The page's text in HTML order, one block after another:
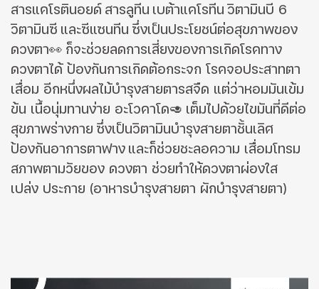
สารแคโรตินอยด์ สารลูทีน เบต้าแคโรทีน วิตามินบี 6
วิตามินซี และซีแซนทีน ซึ่งเป็นประโยชน์ต่อสุขภาพของ
ดวงตา👀 ก็จะช่วยลดการเสี่ยงของการเกิดโรคทาง
ดวงตาได้ ป้องกันการเกิดต้อกระจก โรคจอประสาทตา
เสื่อม อีกหนึ่งผลไม้บํารุงสายตารสจืด แต่ว่าหอมมันเข้ม
ข้น เนื้อนุ่มทานง่าย อะโวคาโด🥑 เต็มไปด้วยไขมันที่ดีต่อ
สุขภาพร่างกาย ซึ่งเป็นวิตามินบํารุงสายตาชั้นเลิศ
ป้องกันอาการตาฟาง และก็ช่วยชะลอความ เสื่อมโทรม
สภาพตามวัยของ ดวงตา ช่วยทําให้ดวงตาผ่องใส
เปล่ง ประกาย (อาหารบำรุงสายตา ผักบำรุงสายตา)